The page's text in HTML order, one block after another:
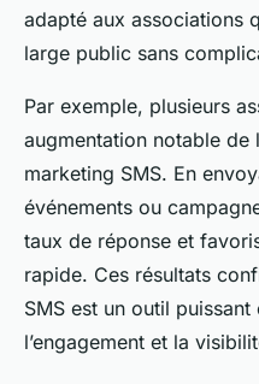
adapté aux associations
large public sans
Par exemple, plusieurs
augmentation notable
marketing SMS. En
événements ou
taux de réponse et
rapide. Ces résultats
SMS est un outil
l’engagement et la